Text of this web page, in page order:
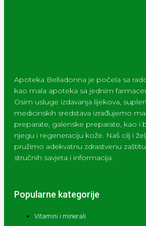
Apoteka Belladonna je počela sa
kao mala apoteka sa jednim
Osim usluge izdavanja lijekova,
medicinskih sredstava izrađujemo
preparate, galenske preparate, kao i
njegu i regeneraciju kože. Naš cilj i
pružimo adekvatnu zdrastvenu
stručnih savjeta i informacija.
Popularne kategorije
Vitamini i minerali